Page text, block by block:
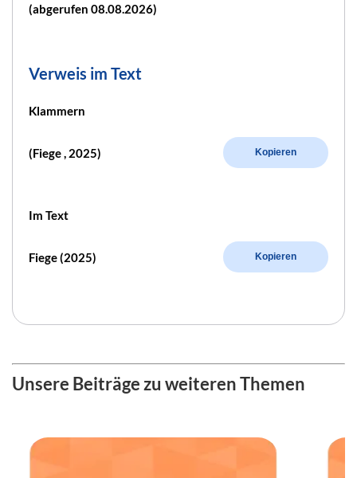
(abgerufen 08.08.2026)
Verweis im Text
Klammern
(Fiege , 2025) Kopieren
Im Text
Fiege (2025) Kopieren
Unsere Beiträge zu weiteren Themen